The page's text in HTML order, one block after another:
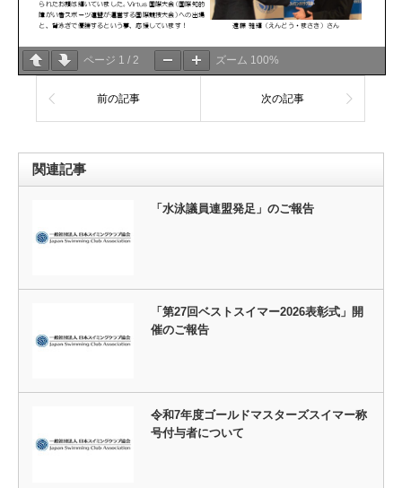
ページ 1 / 2 ズーム 100%
前の記事 次の記事
関連記事
「水泳議員連盟発足」のご報告
「第27回ベストスイマー2026表彰式」開
催のご報告
令和7年度ゴールドマスターズスイマー称
号付与者について